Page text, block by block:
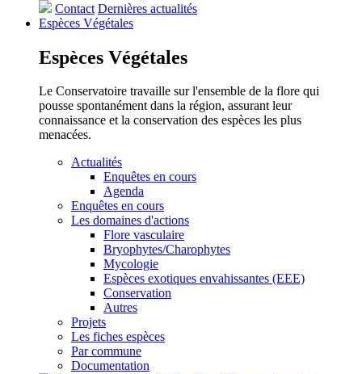
Contact Dernières actualités
Espèces Végétales
Espèces Végétales
Le Conservatoire travaille sur l'ensemble de la flore qui
pousse spontanément dans la région, assurant leur
connaissance et la conservation des espèces les plus
menacées.
Actualités
Enquêtes en cours
Agenda
Enquêtes en cours
Les domaines d'actions
Flore vasculaire
Bryophytes/Charophytes
Mycologie
Espèces exotiques envahissantes (EEE)
Conservation
Autres
Projets
Les fiches espèces
Par commune
Documentation